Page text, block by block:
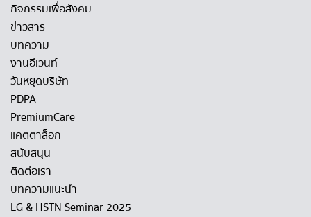
กิจกรรมเพื่อสังคม
ข่าวสาร
บทความ
งานอีเวนท์
วันหยุดบริษัท
PDPA
PremiumCare
แคตตาล็อก
สนับสนุน
ติดต่อเรา
บทความแนะนำ
LG & HSTN Seminar 2025